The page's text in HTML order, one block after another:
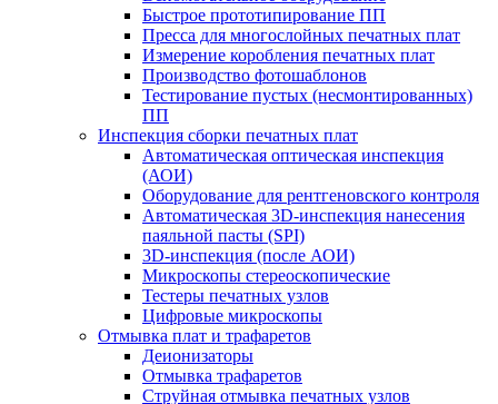
Быстрое прототипирование ПП
Пресса для многослойных печатных плат
Измерение коробления печатных плат
Производство фотошаблонов
Тестирование пустых (несмонтированных)
ПП
Инспекция сборки печатных плат
Автоматическая оптическая инспекция
(АОИ)
Оборудование для рентгеновского контроля
Автоматическая 3D-инспекция нанесения
паяльной пасты (SPI)
3D-инспекция (после АОИ)
Микроскопы стереоскопические
Тестеры печатных узлов
Цифровые микроскопы
Отмывка плат и трафаретов
Деионизаторы
Отмывка трафаретов
Струйная отмывка печатных узлов